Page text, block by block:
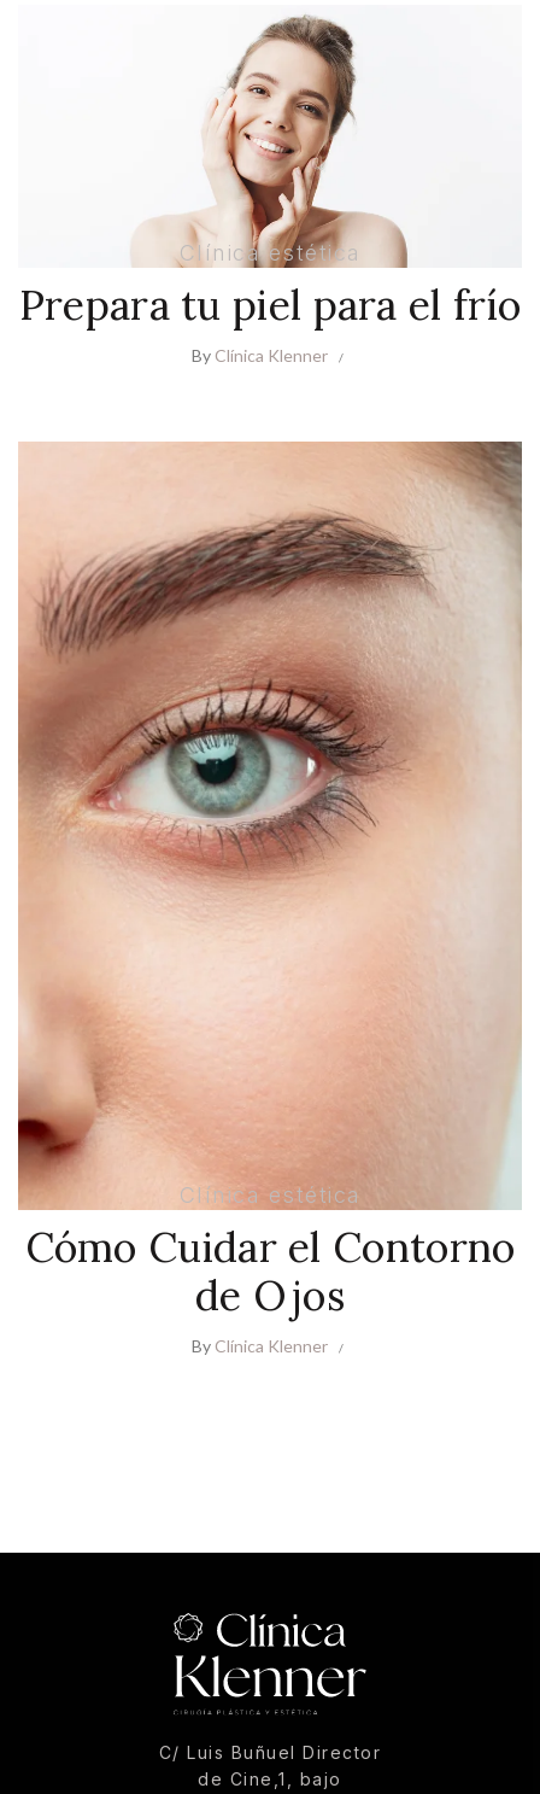
Clínica estética
Prepara tu piel para el frío
By Clínica Klenner
Clínica estética
Cómo Cuidar el Contorno
de Ojos
By Clínica Klenner
C/ Luis Buñuel Director
de Cine,1, bajo